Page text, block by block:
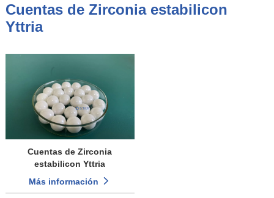
contacto
Cuentas de Zirconia estabilicon
Yttria
Cuentas de Zirconia
estabilicon Yttria
Más información